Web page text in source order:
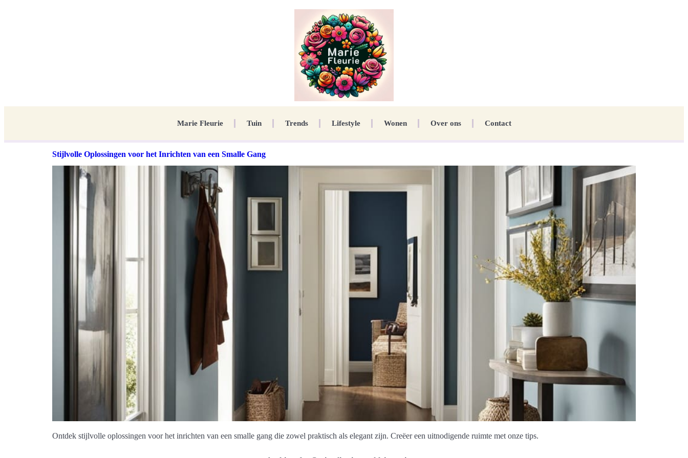
Marie Fleurie Tuin Trends Lifestyle Wonen Over ons Contact
Stijlvolle Oplossingen voor het Inrichten van een Smalle Gang
Ontdek stijlvolle oplossingen voor het inrichten van een smalle gang die zowel praktisch als elegant zijn. Creëer een uitnodigende ruimte met onze tips.